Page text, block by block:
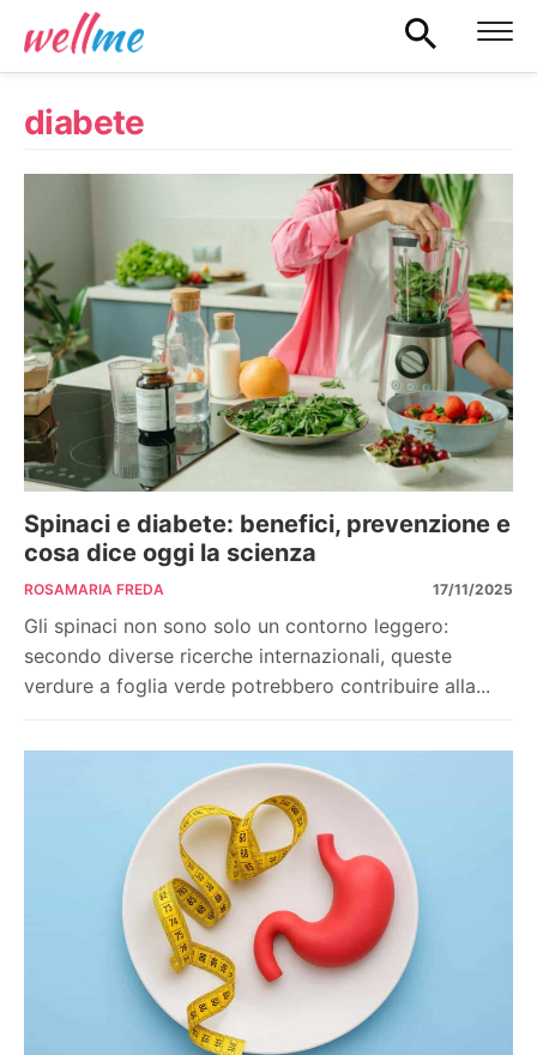
diabete
Spinaci e diabete: benefici, prevenzione e
cosa dice oggi la scienza
ROSAMARIA FREDA 17/11/2025
Gli spinaci non sono solo un contorno leggero:
secondo diverse ricerche internazionali, queste
verdure a foglia verde potrebbero contribuire alla...